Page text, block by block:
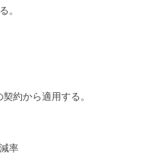
。
約から適用する。
率